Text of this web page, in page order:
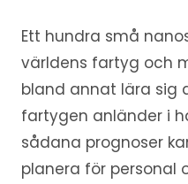
Ett hundra små
världens fartyg och
bland annat lära sig
fartygen anländer i
sådana prognoser
planera för personal